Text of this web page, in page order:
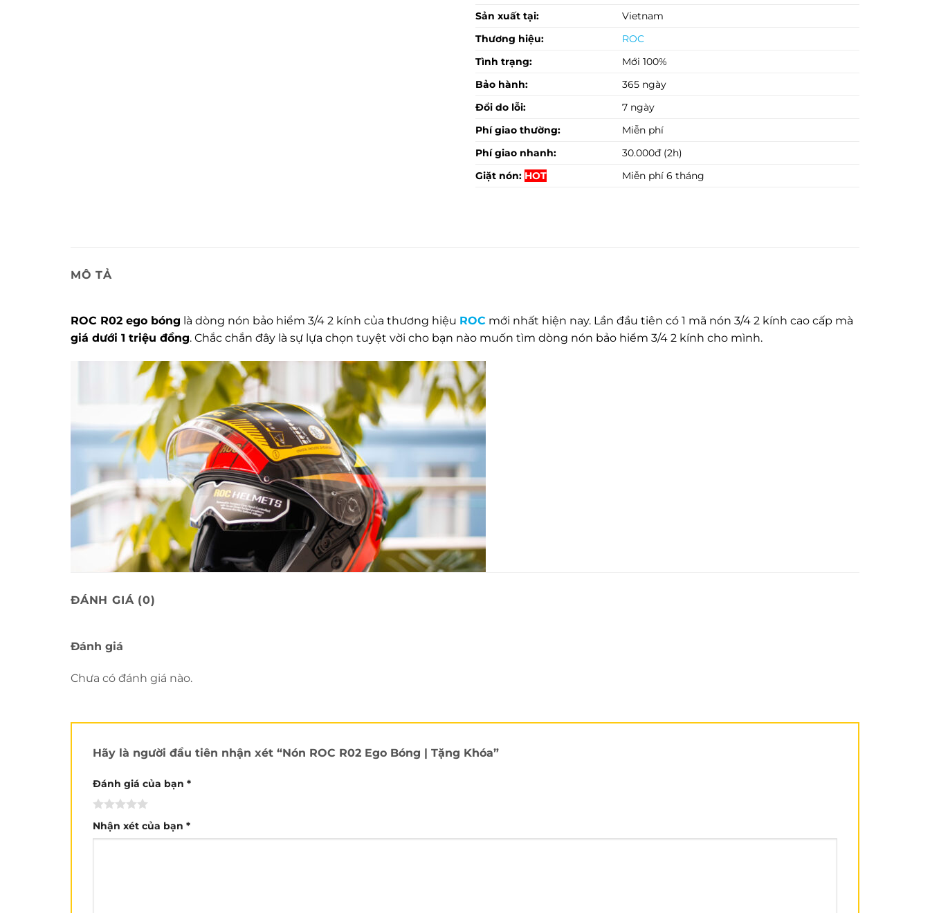
Sản xuất tại:
Vietnam
Thương hiệu:
ROC
Tình trạng:
Mới 100%
Bảo hành:
365 ngày
Đổi do lỗi:
7 ngày
Phí giao thường:
Miễn phí
Phí giao nhanh:
30.000đ (2h)
Giặt nón: HOT Miễn phí 6 tháng
MÔ TẢ
ROC R02 ego bóng là dòng nón bảo hiểm 3/4 2 kính của thương hiệu ROC mới nhất hiện nay. Lần đầu tiên có 1 mã nón 3/4 2 kính cao cấp mà
giá dưới 1 triệu đồng. Chắc chắn đây là sự lựa chọn tuyệt vời cho bạn nào muốn tìm dòng nón bảo hiểm 3/4 2 kính cho mình.
ĐÁNH GIÁ (0)
Đánh giá
Chưa có đánh giá nào.
Hãy là người đầu tiên nhận xét “Nón ROC R02 Ego Bóng | Tặng Khóa”
Đánh giá của bạn *
Nhận xét của bạn *